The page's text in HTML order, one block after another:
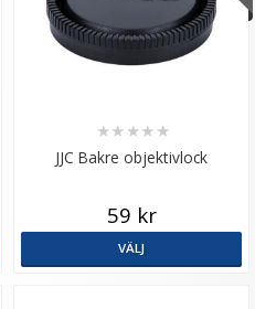
JJC Bakre objektivlock
★★ ★★ ★
59 kr
VÄLJ